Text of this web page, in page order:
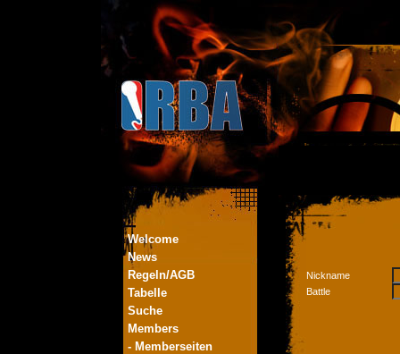
Welcome
News
Regeln/AGB
Tabelle
Suche
Members
- Memberseiten
Nickname
Battle